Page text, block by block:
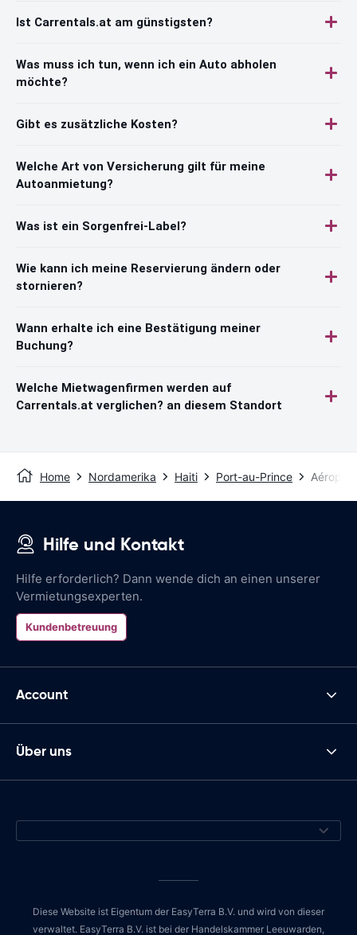
Ist Carrentals.at am günstigsten?
Was muss ich tun, wenn ich ein Auto abholen
möchte?
Gibt es zusätzliche Kosten?
Welche Art von Versicherung gilt für meine
Autoanmietung?
Was ist ein Sorgenfrei-Label?
Wie kann ich meine Reservierung ändern oder
stornieren?
Wann erhalte ich eine Bestätigung meiner
Buchung?
Welche Mietwagenfirmen werden auf
Carrentals.at verglichen? an diesem Standort
Home Nordamerika Haiti Port-au-Prince
Hilfe und Kontakt
Hilfe erforderlich? Dann wende dich an einen unserer
Vermietungsexperten.
Kundenbetreuung
Account
Über uns
Diese Website ist Eigentum der EasyTerra B.V. und wird von dieser
verwaltet. EasyTerra B.V. ist bei der Handelskammer Leeuwarden,